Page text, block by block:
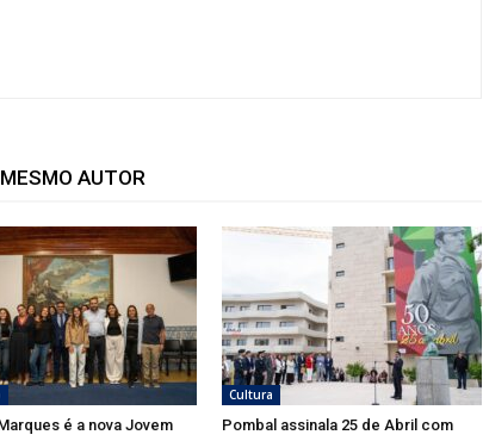
AUTOR
é a nova Jovem
Cultura
Pombal assinala 25 de Abril com